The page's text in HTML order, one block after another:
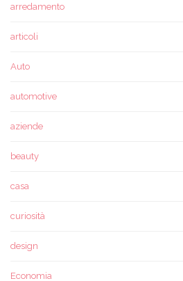
arredamento
articoli
Auto
automotive
aziende
beauty
casa
curiosità
design
Economia